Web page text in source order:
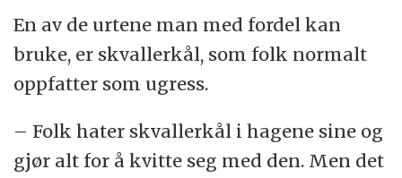
En av de urtene man med fordel kan
bruke, er skvallerkål, som folk normalt
oppfatter som ugress.
– Folk hater skvallerkål i hagene sine og
gjør alt for å kvitte seg med den. Men det